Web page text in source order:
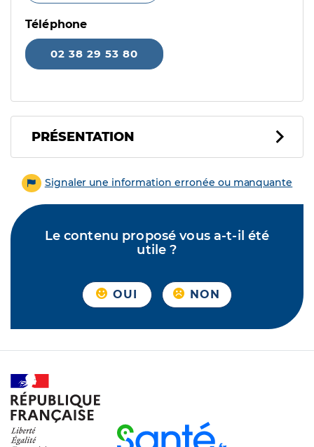
Téléphone
02 38 29 53 80
PRÉSENTATION
Signaler une information erronée ou manquante
Le contenu proposé vous a-t-il été
utile ?
OUI NON